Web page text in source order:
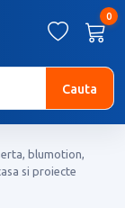
0
Cauta
blumotion,
si proiecte